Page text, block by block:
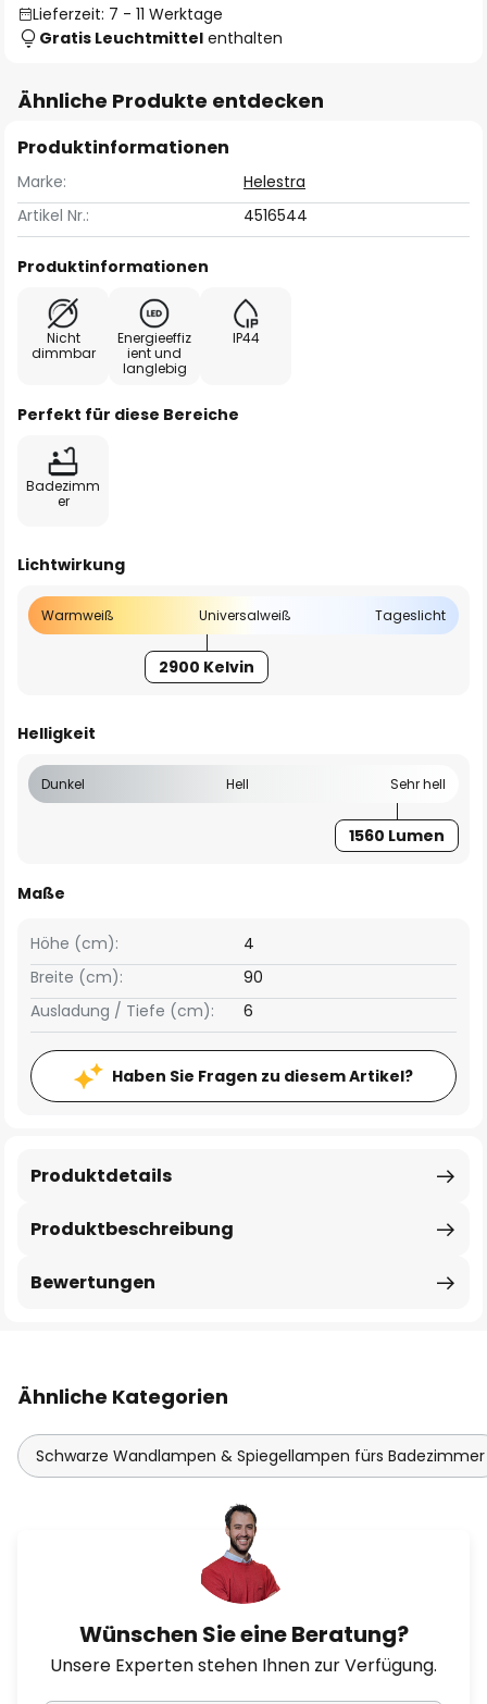
Lieferzeit: 7 - 11 Werktage
Gratis Leuchtmittel enthalten
Ähnliche Produkte entdecken
Produktinformationen
Marke:
Helestra
Artikel Nr.:
4516544
Produktinformationen
Nicht
dimmbar
Energieeffiz
ient und
langlebig
IP44
Perfekt für diese Bereiche
Badezimm
er
Lichtwirkung
Warmweiß Universalweiß Tageslicht
2900 Kelvin
Helligkeit
Dunkel Hell Sehr hell
1560 Lumen
Maße
Breite (cm): 90
Höhe (cm): 4
Ausladung / Tiefe (cm): 6
Haben Sie Fragen zu diesem Artikel?
Produktbeschreibung
Produktdetails
Bewertungen
Ähnliche Kategorien
Schwarze Wandlampen & Spiegellampen fürs Badezimmer
Wünschen Sie eine Beratung?
Unsere Experten stehen Ihnen zur Verfügung.